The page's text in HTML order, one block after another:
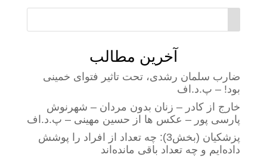
آخرین مطالب
ضارب سلمان رشدی، تحت تاثیر فتوای خمینی
بود! – پ.د.اف
خارج از کادر – زنان بدون مردان – شهرنوش
پارسی پور – عکس ها از حسین مهینی – پ.د.اف
پزشکیان (بخش3): چه تعداد از افراد را پوشش
داده‌ایم و چه تعداد باقی مانده‌اند